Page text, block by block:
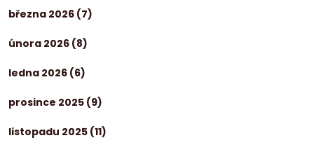
března 2026 (7)
února 2026 (8)
ledna 2026 (6)
prosince 2025 (9)
listopadu 2025 (11)